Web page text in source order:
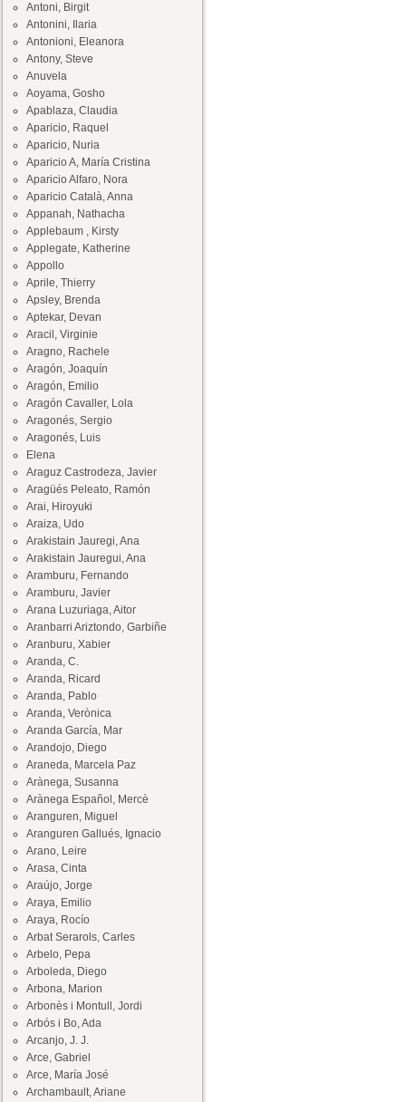
Antoni, Birgit
Antonini, Ilaria
Antonioni, Eleanora
Antony, Steve
Anuvela
Aoyama, Gosho
Apablaza, Claudia
Aparicio, Raquel
Aparicio, Nuria
Aparicio A, María Cristina
Aparicio Alfaro, Nora
Aparicio Català, Anna
Appanah, Nathacha
Applebaum , Kirsty
Applegate, Katherine
Appollo
Aprile, Thierry
Apsley, Brenda
Aptekar, Devan
Aracil, Virginie
Aragno, Rachele
Aragón, Joaquín
Aragón, Emilio
Aragón Cavaller, Lola
Aragonés, Sergio
Aragonés, Luis
Elena
Araguz Castrodeza, Javier
Aragüés Peleato, Ramón
Arai, Hiroyuki
Araiza, Udo
Arakistain Jauregi, Ana
Arakistain Jauregui, Ana
Aramburu, Fernando
Aramburu, Javier
Arana Luzuriaga, Aitor
Aranbarri Ariztondo, Garbiñe
Aranburu, Xabier
Aranda, C.
Aranda, Ricard
Aranda, Pablo
Aranda, Verònica
Aranda García, Mar
Arandojo, Diego
Araneda, Marcela Paz
Arànega, Susanna
Arànega Español, Mercè
Aranguren, Miguel
Aranguren Gallués, Ignacio
Arano, Leire
Arasa, Cinta
Araújo, Jorge
Araya, Emilio
Araya, Rocío
Arbat Serarols, Carles
Arbelo, Pepa
Arboleda, Diego
Arbona, Marion
Arbonès i Montull, Jordi
Arbós i Bo, Ada
Arcanjo, J. J.
Arce, Gabriel
Arce, María José
Archambault, Ariane